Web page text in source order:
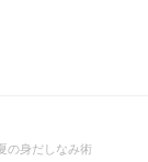
の身だしなみ術